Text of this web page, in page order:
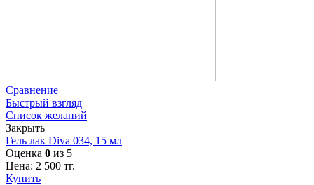
Сравнение
Быстрый взгляд
Список желаний
Закрыть
Гель лак Diva 034, 15 мл
Оценка 0 из 5
Цена: 2 500 тг.
Купить